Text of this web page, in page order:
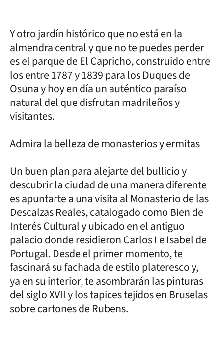
Y otro jardín histórico que no está en la
almendra central y que no te puedes perder
es el parque de El Capricho, construido entre
los entre 1787 y 1839 para los Duques de
Osuna y hoy en día un auténtico paraíso
natural del que disfrutan madrileños y
visitantes.
Admira la belleza de monasterios y ermitas
Un buen plan para alejarte del bullicio y
descubrir la ciudad de una manera diferente
es apuntarte a una visita al Monasterio de las
Descalzas Reales, catalogado como Bien de
Interés Cultural y ubicado en el antiguo
palacio donde residieron Carlos I e Isabel de
Portugal. Desde el primer momento, te
fascinará su fachada de estilo plateresco y,
ya en su interior, te asombrarán las pinturas
del siglo XVII y los tapices tejidos en Bruselas
sobre cartones de Rubens.